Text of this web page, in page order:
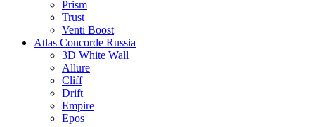
Prism
Trust
Venti Boost
Atlas Concorde Russia
3D White Wall
Allure
Cliff
Drift
Empire
Epos